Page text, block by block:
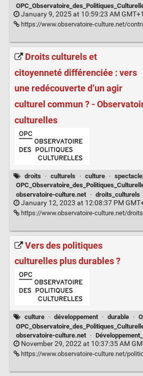
January 9, 2025 at 10:59:23 AM
https://www.observatoire-culture.net/contrat-resonance-outil-
Droits culturels et
citoyenneté différenciée : vers
une redécouverte d’un agir
culturel commun ? -
culturelles
droits · culturels · culture ·
observatoire-culture.net
· droits_culturels
January 12, 2023 at 12:08:37 PM
https://www.observatoire-culture.net/droits-culturels-citoyennete-differenciee-
Vers des politiques
culturelles plus durables ?
culture · développement · durable ·
observatoire-culture.net
·
November 29, 2022 at 10:37:35 AM
https://www.observatoire-culture.net/